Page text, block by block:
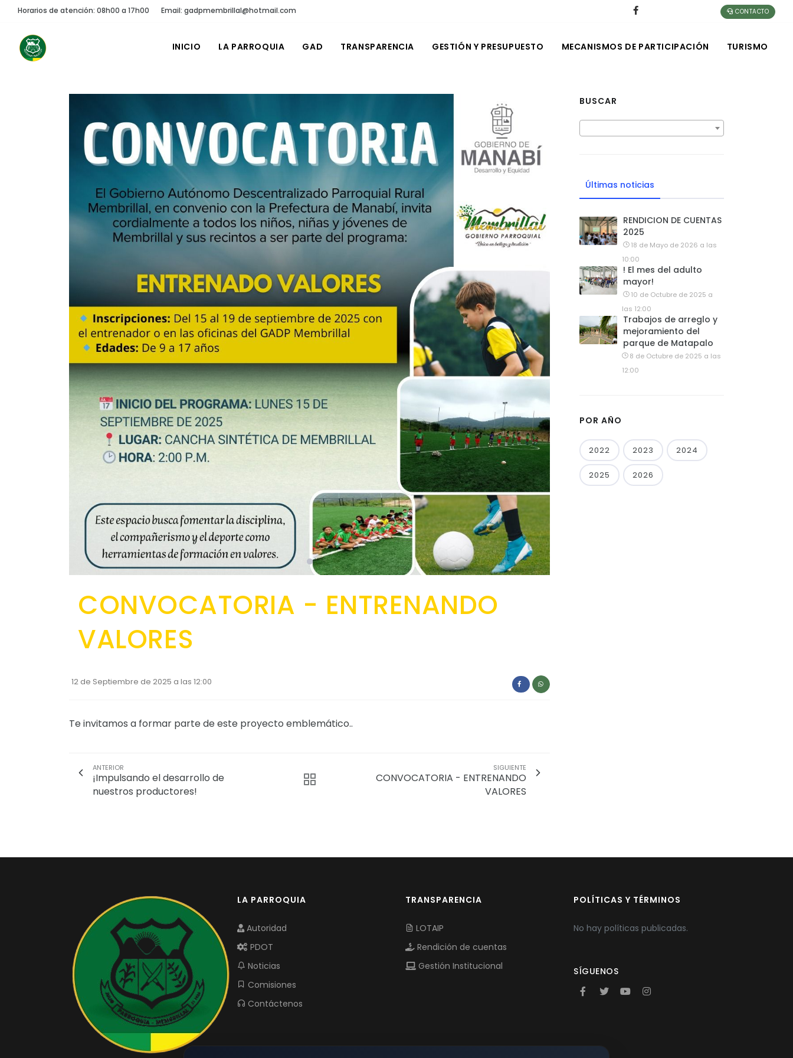
Horarios de atención: 08h00 a 17h00 Email: gadpmembrillal@hotmail.com CONTACTO
INICIO LA PARROQUIA GAD TRANSPARENCIA GESTIÓN Y PRESUPUESTO MECANISMOS DE PARTICIPACIÓN TURISMO
CONVOCATORIA - ENTRENANDO
VALORES
12 de Septiembre de 2025 a las 12:00
Te invitamos a formar parte de este proyecto emblemático..
ANTERIOR
¡Impulsando el desarrollo de
nuestros productores!
SIGUIENTE
CONVOCATORIA - ENTRENANDO
VALORES
BUSCAR
Últimas noticias
RENDICION DE CUENTAS
2025
18 de Mayo de 2026 a las
10:00
! El mes del adulto
mayor!
10 de Octubre de 2025 a
las 12:00
Trabajos de arreglo y
mejoramiento del
parque de Matapalo
8 de Octubre de 2025 a las
12:00
POR AÑO
2022 2023 2024
2025 2026
LA PARROQUIA
Autoridad
PDOT
Noticias
Comisiones
Contáctenos
TRANSPARENCIA
LOTAIP
Rendición de cuentas
Gestión Institucional
POLÍTICAS Y TÉRMINOS
No hay políticas publicadas.
SÍGUENOS